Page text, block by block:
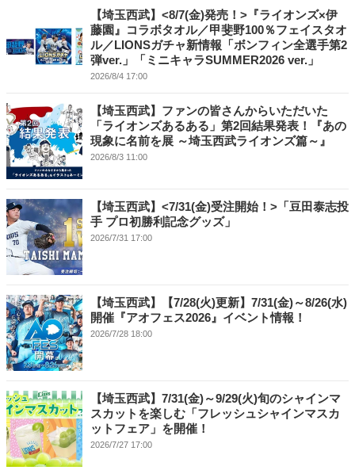
【埼玉西武】<8/7(金)発売！>『ライオンズ×伊
藤園』コラボタオル／甲斐野100％フェイスタオ
ル／LIONSガチャ新情報「ボンフィン全選手第2
弾ver.」「ミニキャラSUMMER2026 ver.」
2026/8/4 17:00
【埼玉西武】ファンの皆さんからいただいた
「ライオンズあるある」第2回結果発表！『あの
現象に名前を展 ～埼玉西武ライオンズ篇～』
2026/8/3 11:00
【埼玉西武】<7/31(金)受注開始！>「豆田泰志投
手 プロ初勝利記念グッズ」
2026/7/31 17:00
【埼玉西武】【7/28(火)更新】7/31(金)～8/26(水)
開催『アオフェス2026』イベント情報！
2026/7/28 18:00
【埼玉西武】7/31(金)～9/29(火)旬のシャインマ
スカットを楽しむ「フレッシュシャインマスカ
ットフェア」を開催！
2026/7/27 17:00